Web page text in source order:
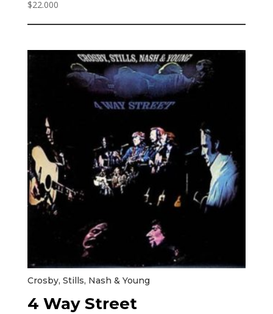
$22.000
Crosby, Stills, Nash & Young
4 Way Street